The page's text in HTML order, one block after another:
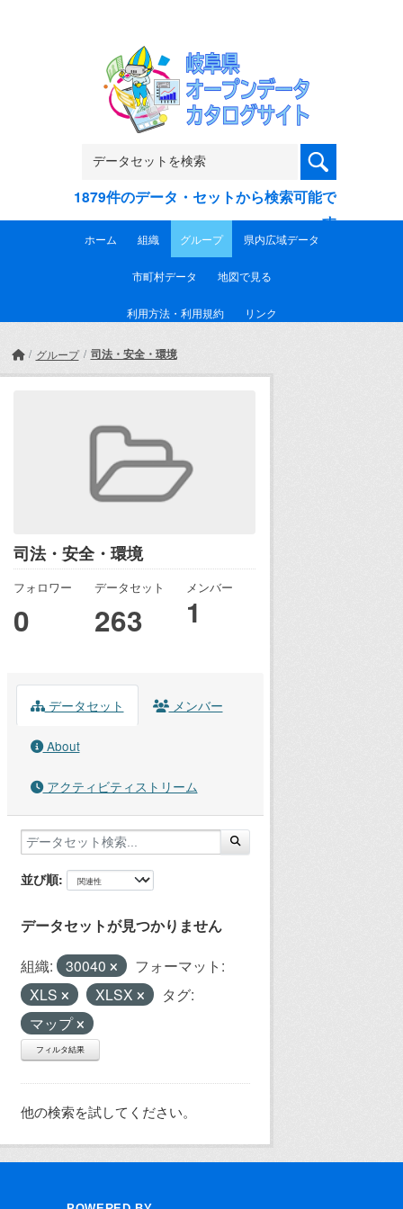
1879件のデータ・セットから検索可能で
す
ホーム 組織 グループ 県内広域データ
市町村データ 地図で見る
利用方法・利用規約 リンク
グループ 司法・安全・環境
司法・安全・環境
フォロワー
0
データセット
263
メンバー
1
データセット メンバー
About
アクティビティストリーム
並び順
データセットが見つかりません
組織: 30040
フォーマット:
XLS
XLSX
タグ:
マップ
フィルタ結果
他の検索を試してください。